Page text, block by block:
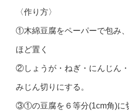
〈作り方〉
①木綿豆腐をペーパーで包み
ほど置く
②しょうが・ねぎ・にんじん
みじん切りにする。
③①の豆腐を６等分(1cm角)に